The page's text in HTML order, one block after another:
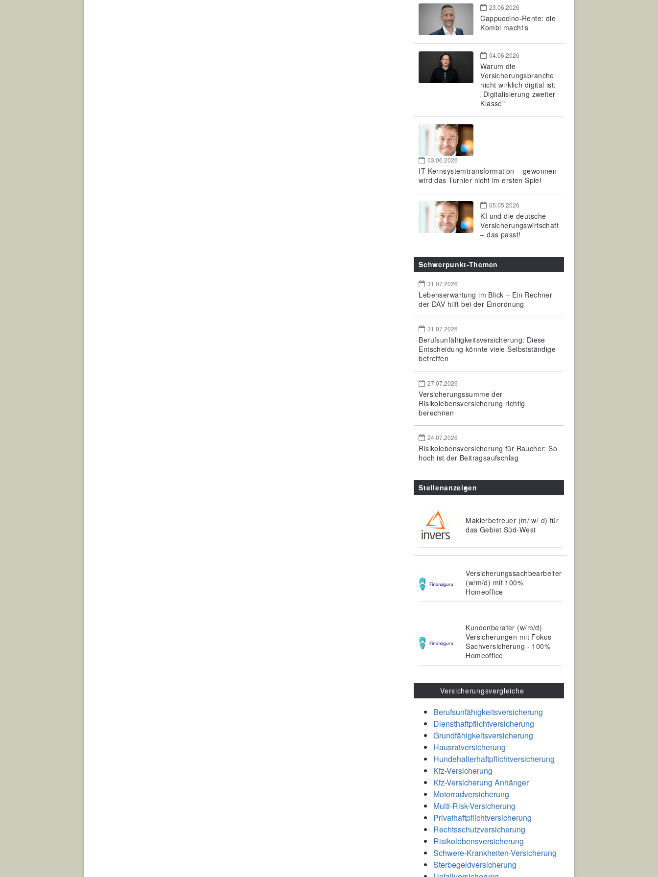
23.06.2026
Cappuccino-Rente: die
Kombi macht’s
04.06.2026
Warum die
Versicherungsbranche
nicht wirklich digital ist:
„Digitalisierung zweiter
Klasse"
03.06.2026
IT-Kernsystemtransformation – gewonnen
wird das Turnier nicht im ersten Spiel
05.05.2026
KI und die deutsche
Versicherungswirtschaft
– das passt!
Schwerpunkt-Themen
31.07.2026
Lebenserwartung im Blick – Ein Rechner
der DAV hilft bei der Einordnung
31.07.2026
Berufsunfähigkeitsversicherung: Diese
Entscheidung könnte viele Selbstständige
betreffen
27.07.2026
Versicherungssumme der
Risikolebensversicherung richtig
berechnen
24.07.2026
Risikolebensversicherung für Raucher: So
hoch ist der Beitragsaufschlag
Stellenanzeigen
Maklerbetreuer (m/ w/ d) für
das Gebiet Süd-West
Versicherungssachbearbeiter
(w/m/d) mit 100%
Homeoffice
Kundenberater (w/m/d)
Versicherungen mit Fokus
Sachversicherung - 100%
Homeoffice
Versicherungsvergleiche
Berufsunfähigkeitsversicherung
Diensthaftpflichtversicherung
Grundfähigkeitsversicherung
Hausratversicherung
Hundehalterhaftpflichtversicherung
Kfz-Versicherung
Kfz-Versicherung Anhänger
Motorradversicherung
Multi-Risk-Versicherung
Privathaftpflichtversicherung
Rechtsschutzversicherung
Risikolebensversicherung
Schwere-Krankheiten-Versicherung
Sterbegeldversicherung